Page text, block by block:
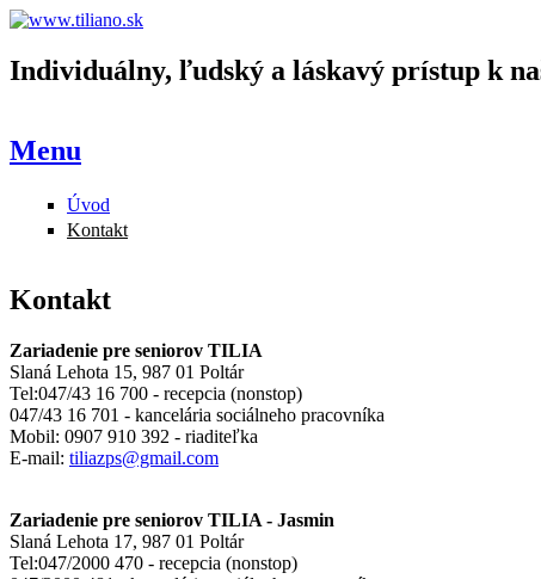
Skip to main content
Individuálny, ľudský a láskavý prístup k
Menu
Main menu
Úvod
Kontakt
Kontakt
Zariadenie pre seniorov TILIA
Slaná Lehota 15, 987 01 Poltár
Tel:047/43 16 700 - recepcia (nonstop)
047/43 16 701 - kancelária sociálneho pracovníka
Mobil: 0907 910 392 - riaditeľka
E-mail: tiliazps@gmail.com
Zariadenie pre seniorov TILIA - Jasmin
Slaná Lehota 17, 987 01 Poltár
Tel:047/2000 470 - recepcia (nonstop)